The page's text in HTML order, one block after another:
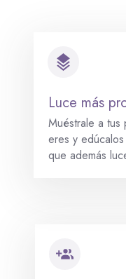
Luce más
Muéstrale a
eres y
que además